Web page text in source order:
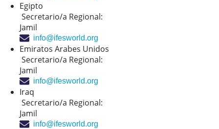
Egipto
Secretario/a Regional:
Jamil
info@ifesworld.org
Emiratos Arabes Unidos
Secretario/a Regional:
Jamil
info@ifesworld.org
Iraq
Secretario/a Regional:
Jamil
info@ifesworld.org